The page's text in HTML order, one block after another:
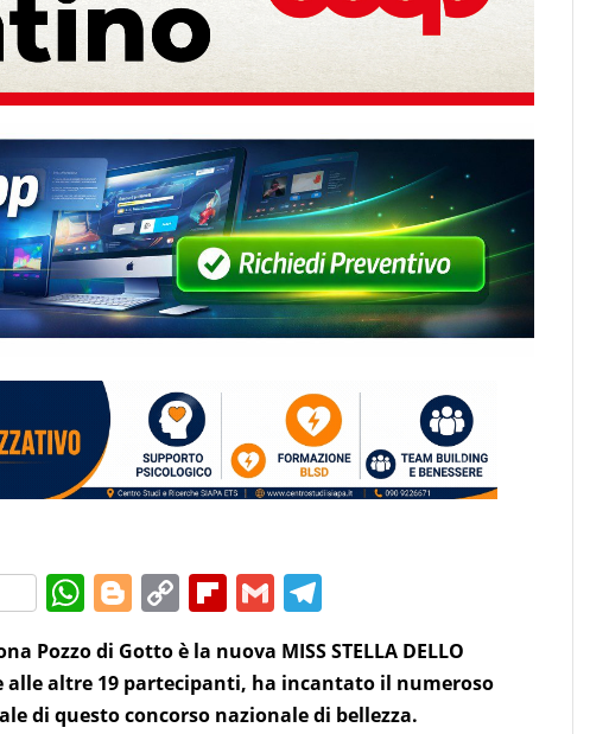
W
h
at
s
Bl
g
g
C
o
p
y
Fl
b
o
G
m
ai
l
T
el
e
gr
Pozzo di Gotto è la nuova MISS STELLA DELLO
alle altre 19 partecipanti, ha incantato il numeroso
di questo concorso nazionale di bellezza.